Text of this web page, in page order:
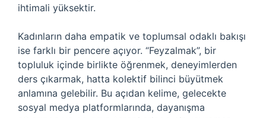
ihtimali yüksektir.
Kadınların daha empatik ve toplumsal odaklı bakışı
ise farklı bir pencere açıyor. “Feyzalmak”, bir
topluluk içinde birlikte öğrenmek, deneyimlerden
ders çıkarmak, hatta kolektif bilinci büyütmek
anlamına gelebilir. Bu açıdan kelime, gelecekte
sosyal medya platformlarında, dayanışma